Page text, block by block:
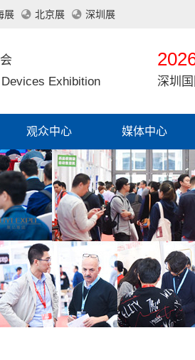
展 北京展 深圳展
Exhibition
深圳国
观众中心 媒体中心